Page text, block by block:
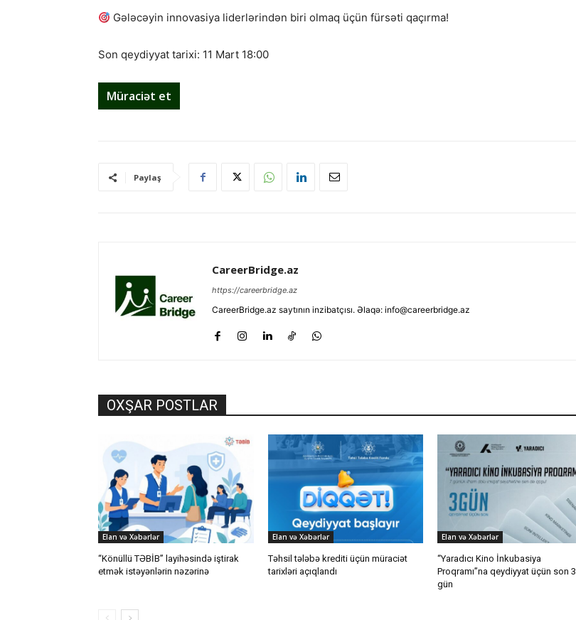
Gələcəyin innovasiya liderlərindən biri olmaq üçün fürsəti qaçırma!
Son qeydiyyat tarixi: 11 Mart 18:00
Müraciət et
Paylaş
CareerBridge.az
https://careerbridge.az
CareerBridge.az saytının inzibatçısı. Əlaqə: info@careerbridge.az
OXŞAR POSTLAR
Elan və Xəbərlər
“Könüllü TƏBİB” layihəsində iştirak
etmək istəyənlərin nəzərinə
Elan və Xəbərlər
Təhsil tələbə krediti üçün müraciət
tarixləri açıqlandı
Elan və Xəbərlər
“Yaradıcı Kino İnkubasiya
Proqramı”na qeydiyyat üçün son 3
gün